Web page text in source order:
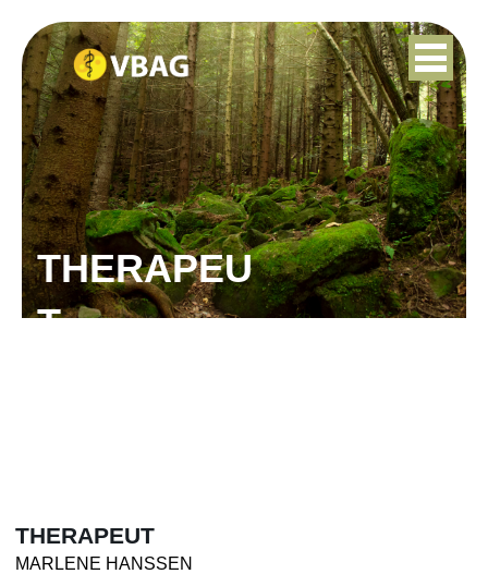
THERAPEU
T
THERAPEUT
MARLENE HANSSEN